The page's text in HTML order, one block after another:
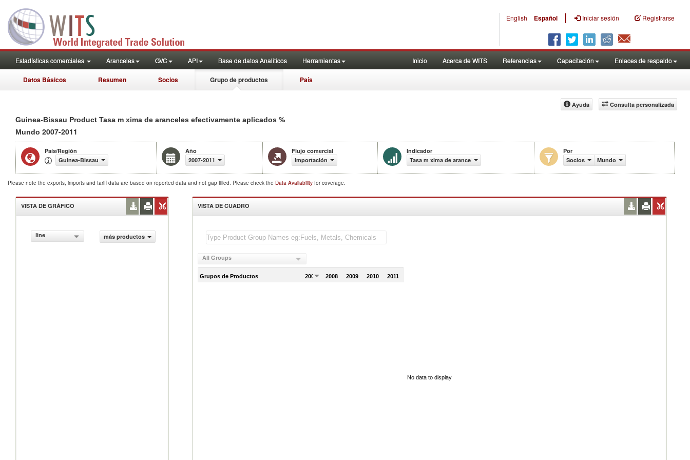
English Español | Iniciar sesión Registrarse
Estadísticas comerciales Aranceles GVC API Base de datos Analiticos Herramientas Inicio Acerca de WITS Referencias Capacitación Enlaces de respaldo
Datos Básicos Resumen Socios Grupo de productos País
Consulta personalizada
Ayuda
Guinea-Bissau Product Tasa m xima de aranceles efectivamente aplicados %
Mundo 2007-2011
País/Región
Guinea-Bissau
Año
2007-2011
Flujo comercial
Importación
Indicador
Tasa m xima de aranceles efectivamente aplicados (%)
Por
Socios
Mundo
Please note the exports, imports and tariff data are based on reported data and not gap filled. Please check the Data Availability for coverage.
VISTA DE GRÁFICO
line más productos
VISTA DE CUADRO
All Groups
Grupos de Productos 2007 2008 2009 2010 2011
No data to display